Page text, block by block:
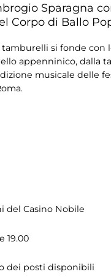
Sparagna
Corpo di Ballo
si fonde
appenninico, dalla
musicale delle
del Casino Nobile
19.00
dei posti disponibili